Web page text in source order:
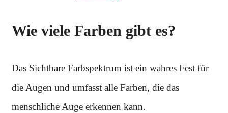
Wie viele Farben gibt es?
Das Sichtbare Farbspektrum ist ein wahres Fest für
die Augen und umfasst alle Farben, die das
menschliche Auge erkennen kann.